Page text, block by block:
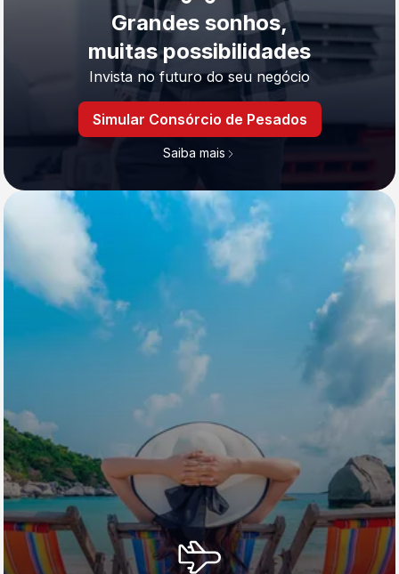
Grandes sonhos,
muitas possibilidades
Invista no futuro do seu negócio
Simular Consórcio de Pesados
Saiba mais